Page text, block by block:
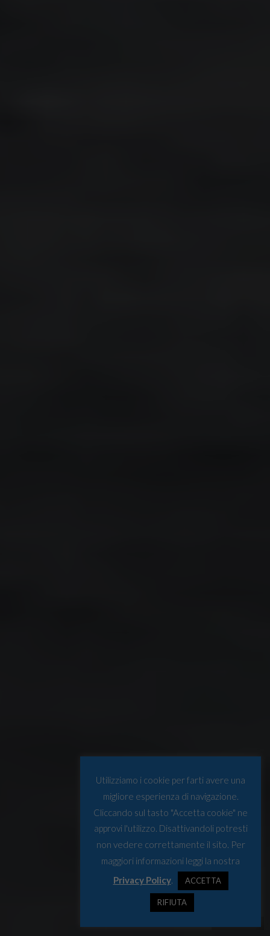
Utilizziamo i cookie per farti avere una
migliore esperienza di navigazione.
Cliccando sul tasto "Accetta cookie" ne
approvi l'utilizzo. Disattivandoli potresti
non vedere correttamente il sito. Per
maggiori informazioni leggi la nostra
Privacy Policy. ACCETTA
RIFIUTA